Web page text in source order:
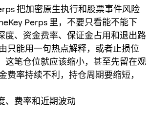
把加密原生执行和股票事件风险
Perps 里，不要只看能不能下
度、资金费率、保证金占用和退出路
只能用一句热点解释，或者止损位
这笔仓位就应该缩小，甚至先留在观
费率持续不利，持仓周期要缩短，
、费率和近期波动